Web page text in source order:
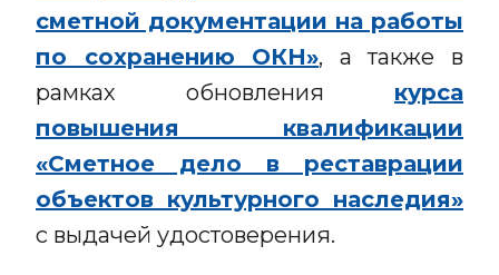
сметной документации на работы
по сохранению ОКН», а также в
рамках обновления курса
повышения квалификации
«Сметное дело в реставрации
объектов культурного наследия»
с выдачей удостоверения.